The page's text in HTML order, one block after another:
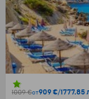
1009 €от909 €/1777.85